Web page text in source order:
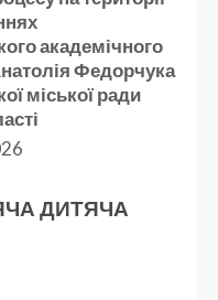
академічного
Федорчука
міської ради
ДИТЯЧА